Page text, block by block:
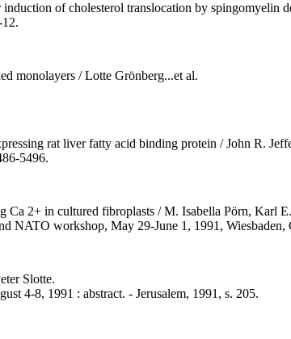
of cholesterol translocation by spingomyelin
monolayers / Lotte Grönberg...et al.
rat liver fatty acid binding protein / John R.
5496.
2+ in cultured fibroplasts / M. Isabella Pörn, Karl
NATO workshop, May 29-June 1, 1991, Wiesbaden,
Slotte.
4-8, 1991 : abstract. - Jerusalem, 1991, s. 205.